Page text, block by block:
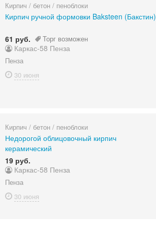
Кирпич / бетон / пеноблоки
Кирпич ручной формовки Baksteen (Бакстин)
61 руб. Торг возможен
Каркас-58 Пенза
Пенза
30 июня
Кирпич / бетон / пеноблоки
Недорогой облицовочный кирпич
керамический
19 руб.
Каркас-58 Пенза
Пенза
30 июня